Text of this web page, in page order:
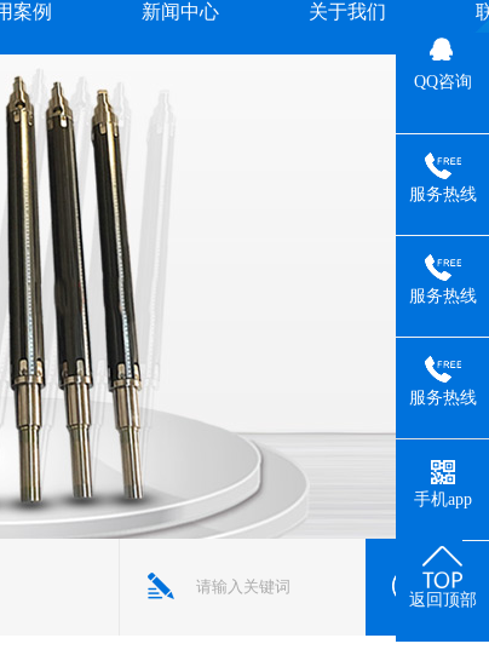
案例 新闻中心 关于我们
QQ咨询
服务热线
服务热线
服务热线
手机app
返回顶部